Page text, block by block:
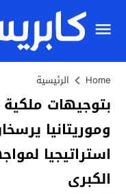
Home الرئيسية
بتوجيهات
وموريتانيا
استراتيجيا
الكبرى